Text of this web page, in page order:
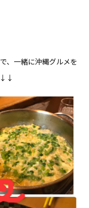
、一緒に沖縄グルメを
↓↓